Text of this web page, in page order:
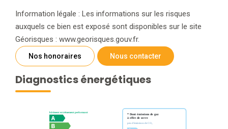
Information légale : Les informations sur les risques
auxquels ce bien est exposé sont disponibles sur le site
Géorisques : www.georisques.gouv.fr.
Nos honoraires Nous contacter
Diagnostics énergétiques